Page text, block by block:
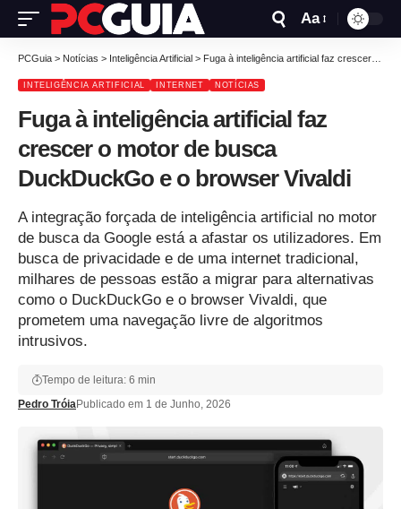
Aa
PCGuia > Notícias > Inteligência Artificial > Fuga à inteligência artificial faz crescer o motor de busca DuckDuckGo e o browser Vivaldi
INTELIGÊNCIA ARTIFICIAL INTERNET NOTÍCIAS
Fuga à inteligência artificial faz
crescer o motor de busca
DuckDuckGo e o browser Vivaldi
A integração forçada de inteligência artificial no motor
de busca da Google está a afastar os utilizadores. Em
busca de privacidade e de uma internet tradicional,
milhares de pessoas estão a migrar para alternativas
como o DuckDuckGo e o browser Vivaldi, que
prometem uma navegação livre de algoritmos
intrusivos.
Pedro TróiaPublicado em 1 de Junho, 2026
Tempo de leitura: 6 min